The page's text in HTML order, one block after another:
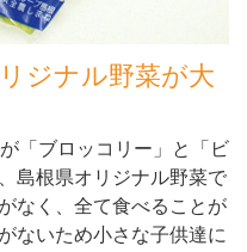
ジナル野菜が大
「ブロッコリー」と「ビ
島根県オリジナル野菜で
なく、全て食べることが
ないため小さな子供達に